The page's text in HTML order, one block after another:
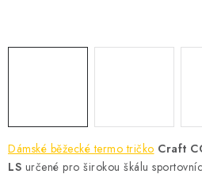
NOVINKY
Dámské běžecké termo tričko Craft
LS určené pro širokou škálu